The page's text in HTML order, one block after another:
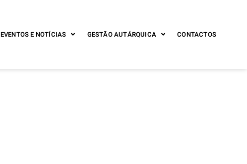
EVENTOS E NOTÍCIAS GESTÃO AUTÁRQUICA CONTACTOS